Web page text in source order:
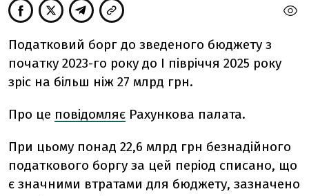
Податковий борг до зведеного бюджету з
початку 2023-го року до І півріччя 2025 року
зріс на більш ніж 27 млрд грн.
Про це повідомляє Рахункова палата.
При цьому понад 22,6 млрд грн безнадійного
податкового боргу за цей період списано, що
є значними втратами для бюджету, зазначено